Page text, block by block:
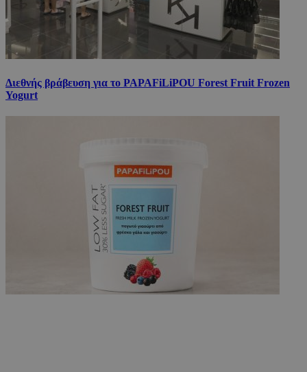
Διεθνής βράβευση για το PAPAFiLiPOU Forest Fruit Frozen
Yogurt